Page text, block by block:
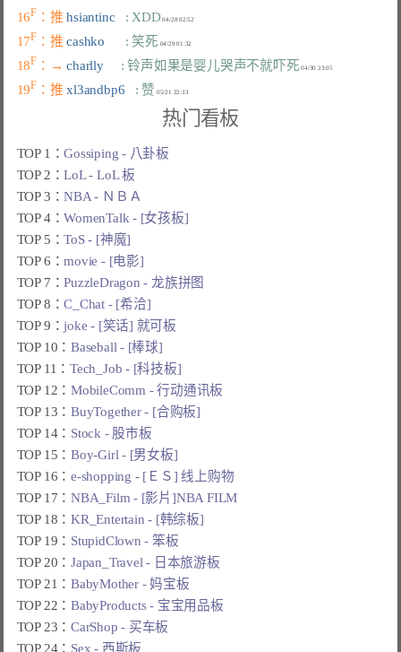
16F ：推 hsiantinc : XDD
17F ：推 cashko : 笑死
18F ：→ charlly : 铃声如果是婴儿哭声不就吓死 04/30 23:05
19F ：推 xl3andbp6 : 赞 05/21 22:33
热门看板
TOP 1：Gossiping - 八卦板
TOP 2：LoL - LoL 板
TOP 3：NBA - ＮＢＡ
TOP 4：WomenTalk - [女孩板]
TOP 5：ToS - [神魔]
TOP 6：movie - [电影]
TOP 7：PuzzleDragon - 龙族拼图
TOP 8：C_Chat - [希洽]
TOP 9：joke - [笑话] 就可板
TOP 10：Baseball - [棒球]
TOP 11：Tech_Job - [科技板]
TOP 12：MobileComm - 行动通讯板
TOP 13：BuyTogether - [合购板]
TOP 14： Stock - 股市板
TOP 15：Boy-Girl - [男女板]
TOP 16：e-shopping - [ＥＳ] 线上购物
TOP 17：NBA_Film - [影片]NBA FILM
TOP 18：KR_Entertain - [韩综板]
TOP 19： StupidClown - 笨板
TOP 20：Japan_Travel - 日本旅游板
TOP 21：BabyMother - 妈宝板
TOP 22：BabyProducts - 宝宝用品板
TOP 23：CarShop - 买车板
TOP 24： Sex - 西斯板